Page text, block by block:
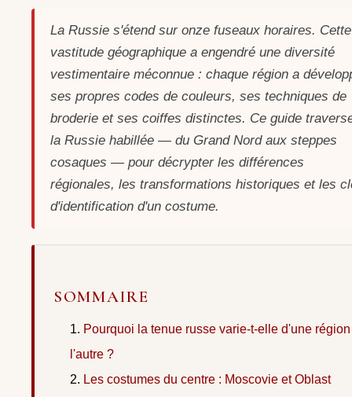
La Russie s'étend sur onze fuseaux horaires. Cette
vastitude géographique a engendré une diversité
vestimentaire méconnue : chaque région a
ses propres codes de couleurs, ses techniques de
broderie et ses coiffes distinctes. Ce guide
la Russie habillée — du Grand Nord aux steppes
cosaques — pour décrypter les différences
régionales, les transformations historiques et les
d'identification d'un costume.
SOMMAIRE
Pourquoi la tenue russe varie-t-elle d'une
l'autre ?
Les costumes du centre : Moscovie et Oblast